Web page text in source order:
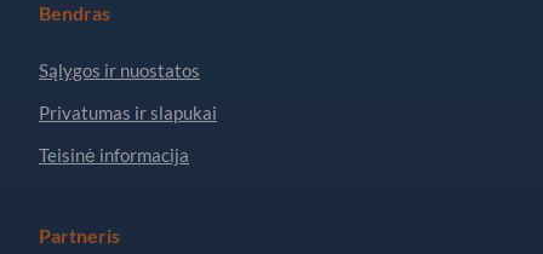
Bendras
Sąlygos ir nuostatos
Privatumas ir slapukai
Teisinė informacija
Partneris